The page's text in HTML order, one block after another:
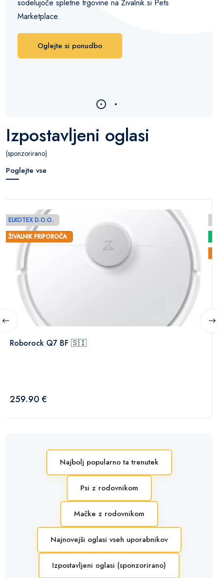
sodelujoče spletne trgovine na Živalnik.si Pets
Marketplace.
Oglejte si ponudbo
Izpostavljeni oglasi
(sponzorirano)
Poglejte vse
ELKOTEX D.O.O.
ŽIVALNIK PRIPOROČA
Roborock Q7 BF 🇸🇮
259.90 €
Najbolj popularno ta trenutek
Psi z rodovnikom
Mačke z rodovnikom
Najnovejši oglasi vseh uporabnikov
Izpostavljeni oglasi (sponzorirano)